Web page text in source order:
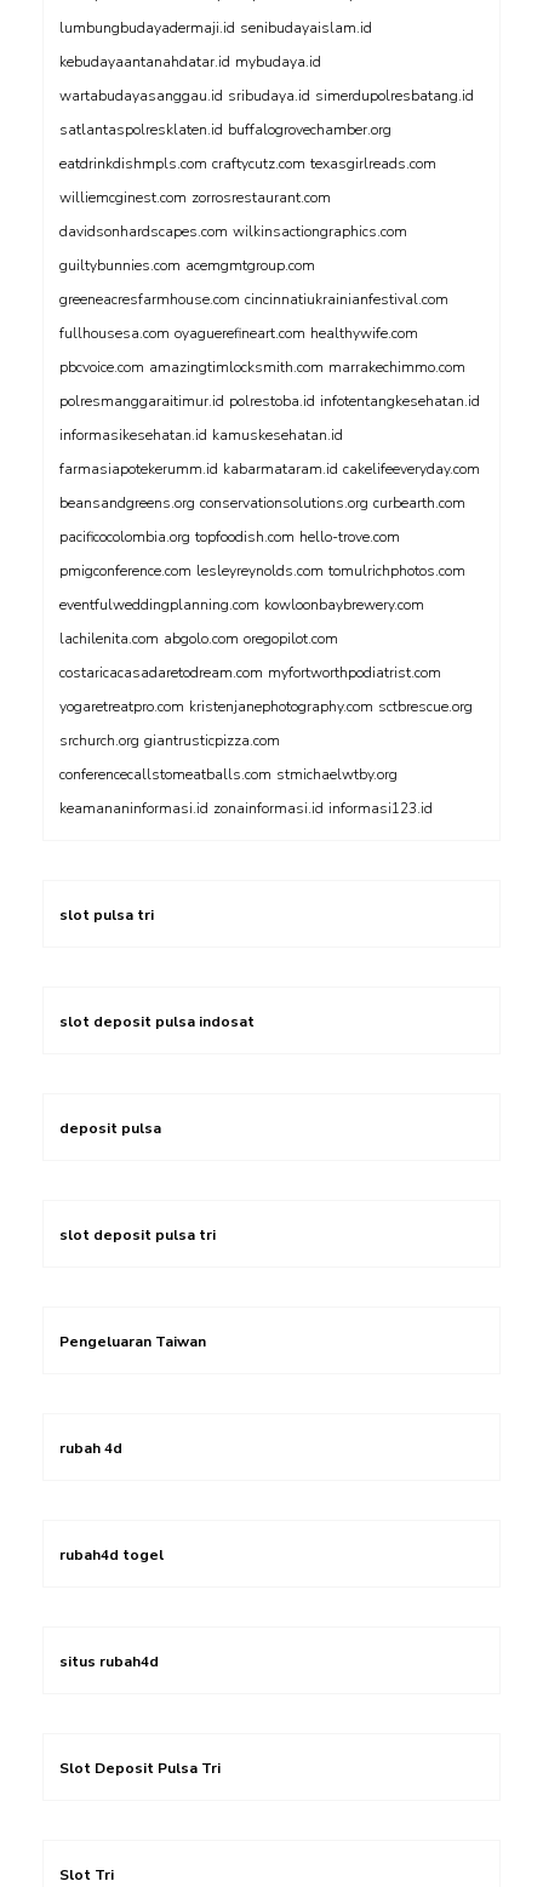
lumbungbudayadermaji.id senibudayaislam.id
kebudayaantanahdatar.id mybudaya.id
wartabudayasanggau.id sribudaya.id simerdupolresbatang.id
satlantaspolresklaten.id buffalogrovechamber.org
eatdrinkdishmpls.com craftycutz.com texasgirlreads.com
williemcginest.com zorrosrestaurant.com
davidsonhardscapes.com wilkinsactiongraphics.com
guiltybunnies.com acemgmtgroup.com
greeneacresfarmhouse.com cincinnatiukrainianfestival.com
fullhousesa.com oyaguerefineart.com healthywife.com
pbcvoice.com amazingtimlocksmith.com marrakechimmo.com
polresmanggaraitimur.id polrestoba.id infotentangkesehatan.id
informasikesehatan.id kamuskesehatan.id
farmasiapotekerumm.id kabarmataram.id cakelifeeveryday.com
beansandgreens.org conservationsolutions.org curbearth.com
pacificocolombia.org topfoodish.com hello-trove.com
pmigconference.com lesleyreynolds.com tomulrichphotos.com
eventfulweddingplanning.com kowloonbaybrewery.com
lachilenita.com abgolo.com oregopilot.com
costaricacasadaretodream.com myfortworthpodiatrist.com
yogaretreatpro.com kristenjanephotography.com sctbrescue.org
srchurch.org giantrusticpizza.com
conferencecallstomeatballs.com stmichaelwtby.org
keamananinformasi.id zonainformasi.id informasi123.id
slot pulsa tri
slot deposit pulsa indosat
deposit pulsa
slot deposit pulsa tri
Pengeluaran Taiwan
rubah 4d
rubah4d togel
situs rubah4d
Slot Deposit Pulsa Tri
Slot Tri